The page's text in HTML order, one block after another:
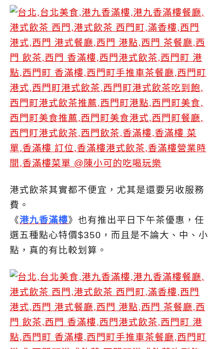
港式飲茶其實都不便宜，尤其是還要另收服務
費。
《港九香滿樓》也有推出平日下午茶優惠，任
選五種點心特價$350，而且是不論大、中、小
點，真的有比較划算。